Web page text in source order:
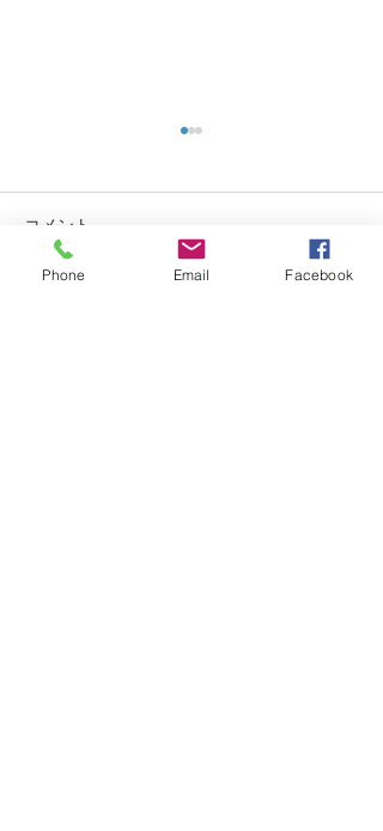
コメント
Phone Email Facebook